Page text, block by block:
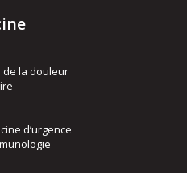
de la douleur
d’urgence